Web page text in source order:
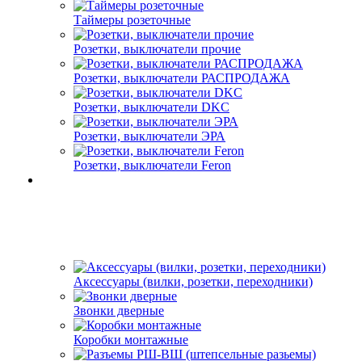
Таймеры розеточные
Розетки, выключатели прочие
Розетки, выключатели РАСПРОДАЖА
Розетки, выключатели DKC
Розетки, выключатели ЭРА
Розетки, выключатели Feron
Аксессуары (вилки, розетки, переходники)
Звонки дверные
Коробки монтажные